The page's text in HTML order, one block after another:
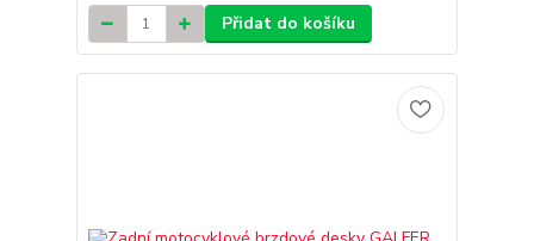
Přidat do košíku